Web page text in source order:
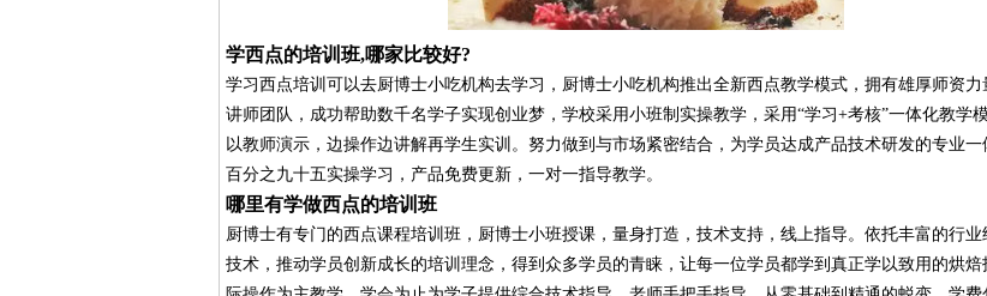
学西点的培训班,哪家比较好?
学习西点培训可以去厨博士小吃机构去学习，厨博士小吃机构推出全新西点教学模式，拥有雄厚师资力
讲师团队，成功帮助数千名学子实现创业梦，学校采用小班制实操教学，采用“学习+考核”一体化教学
以教师演示，边操作边讲解再学生实训。努力做到与市场紧密结合，为学员达成产品技术研发的专业一
百分之九十五实操学习，产品免费更新，一对一指导教学。
哪里有学做西点的培训班
厨博士有专门的西点课程培训班，厨博士小班授课，量身打造，技术支持，线上指导。依托丰富的行业
技术，推动学员创新成长的培训理念，得到众多学员的青睐，让每一位学员都学到真正学以致用的烘焙